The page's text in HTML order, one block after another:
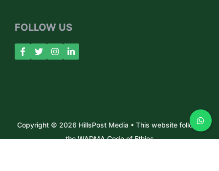
FOLLOW US
Copyright © 2026 HillsPost Media • This website follows
the WADMA Code of Ethics